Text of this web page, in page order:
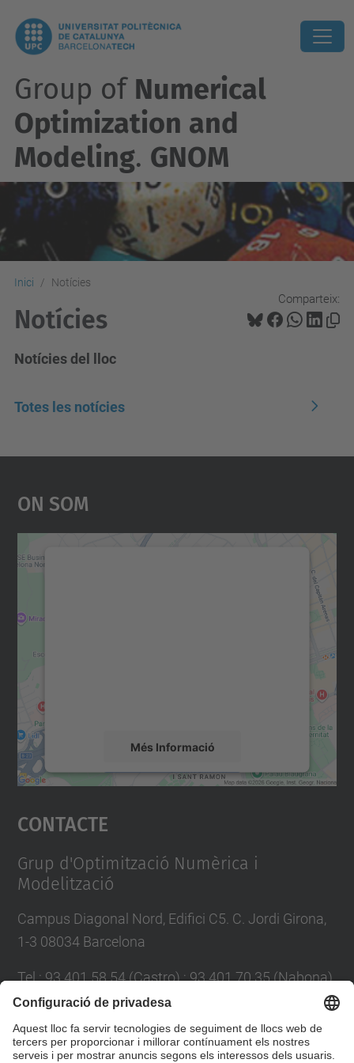
Group of Numerical
Optimization and
Modeling. GNOM
Inici Notícies
Comparteix:
Notícies
Notícies del lloc
Totes les notícies
On Som
Més Informació
Accepta
powered by
Contacte
Grup d'Optimització Numèrica i
Modelització
Campus Diagonal Nord, Edifici C5. C. Jordi Girona,
1-3 08034 Barcelona
Tel.:93 401 58 54 (Castro) ; 93 401 70 35 (Nabona)
E-mail
jordi.castro@upc.edu ;
narcis.nabona@upc.edu